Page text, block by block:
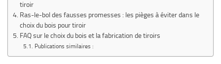
tiroir
Ras-le-bol des fausses promesses : les pièges à éviter dans le
choix du bois pour tiroir
FAQ sur le choix du bois et la fabrication de tiroirs
Publications similaires :